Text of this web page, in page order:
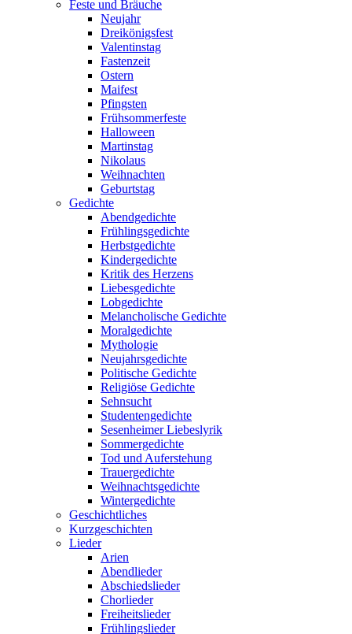
Feste und Bräuche
Neujahr
Dreikönigsfest
Valentinstag
Fastenzeit
Ostern
Maifest
Pfingsten
Frühsommerfeste
Halloween
Martinstag
Nikolaus
Weihnachten
Geburtstag
Gedichte
Abendgedichte
Frühlingsgedichte
Herbstgedichte
Kindergedichte
Kritik des Herzens
Liebesgedichte
Lobgedichte
Melancholische Gedichte
Moralgedichte
Mythologie
Neujahrsgedichte
Politische Gedichte
Religiöse Gedichte
Sehnsucht
Studentengedichte
Sesenheimer Liebeslyrik
Sommergedichte
Tod und Auferstehung
Trauergedichte
Weihnachtsgedichte
Wintergedichte
Geschichtliches
Kurzgeschichten
Lieder
Arien
Abendlieder
Abschiedslieder
Chorlieder
Freiheitslieder
Frühlingslieder